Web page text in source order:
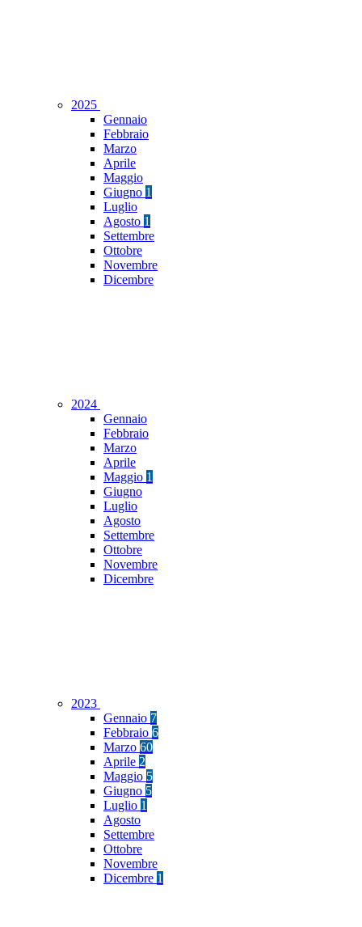
2025
Gennaio
Febbraio
Marzo
Aprile
Maggio
Giugno 1
Luglio
Agosto 1
Settembre
Ottobre
Novembre
Dicembre
2024
Gennaio
Febbraio
Marzo
Aprile
Maggio 1
Giugno
Luglio
Agosto
Settembre
Ottobre
Novembre
Dicembre
2023
Gennaio 7
Febbraio 6
Marzo 60
Aprile 2
Maggio 5
Giugno 5
Luglio 1
Agosto
Settembre
Ottobre
Novembre
Dicembre 1